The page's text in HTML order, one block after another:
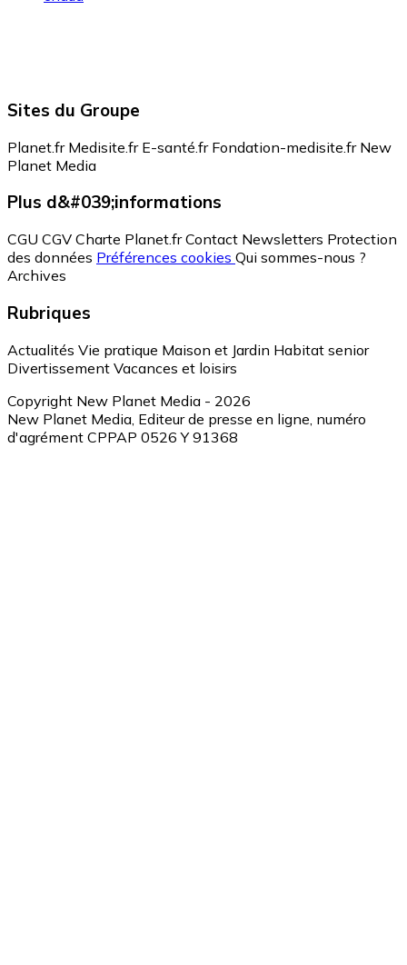
Sites du Groupe
Planet.fr Medisite.fr E-santé.fr Fondation-medisite.fr New
Planet Media
Plus d&#039;informations
CGU CGV Charte Planet.fr Contact Newsletters Protection
des données Préférences cookies Qui sommes-nous ?
Archives
Rubriques
Actualités Vie pratique Maison et Jardin Habitat senior
Divertissement Vacances et loisirs
Copyright New Planet Media - 2026
New Planet Media, Editeur de presse en ligne, numéro
d'agrément CPPAP 0526 Y 91368